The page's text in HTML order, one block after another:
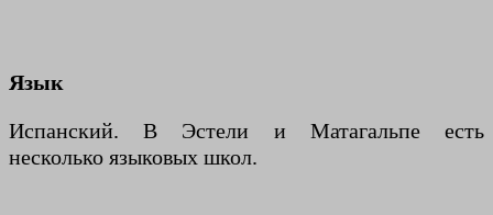
Язык
Испанский. В Эстели и Матагальпе есть
несколько языковых школ.